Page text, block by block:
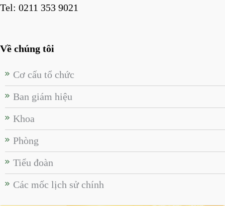
Tel: 0211 353 9021
Về chúng tôi
Cơ cấu tổ chức
Ban giám hiệu
Khoa
Phòng
Tiểu đoàn
Các mốc lịch sử chính